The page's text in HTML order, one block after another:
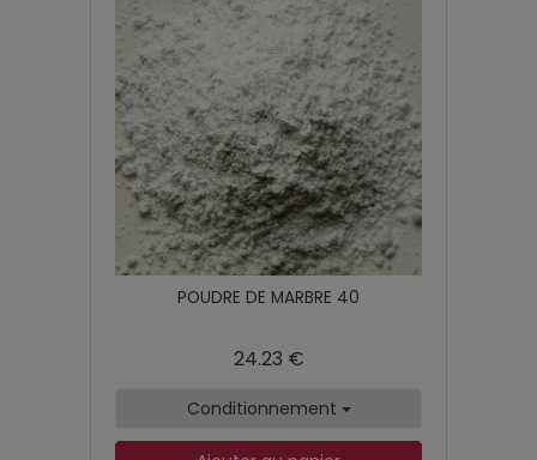
POUDRE DE MARBRE 40
24.23 €
Conditionnement